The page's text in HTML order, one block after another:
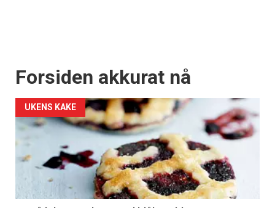
Forsiden akkurat nå
UKENS KAKE